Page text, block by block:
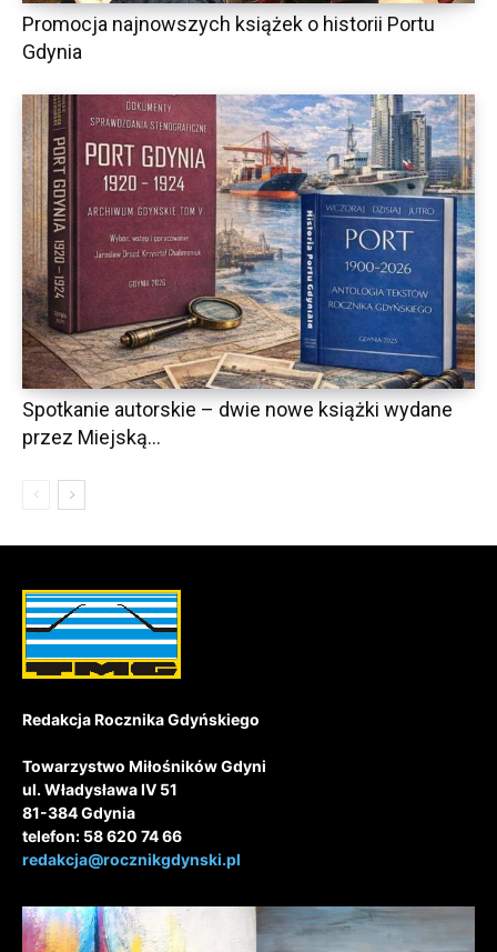
Promocja najnowszych książek o historii Portu
Gdynia
Spotkanie autorskie – dwie nowe książki wydane
przez Miejską...
Redakcja Rocznika Gdyńskiego
Towarzystwo Miłośników Gdyni
ul. Władysława IV 51
81-384 Gdynia
telefon: 58 620 74 66
redakcja@rocznikgdynski.pl